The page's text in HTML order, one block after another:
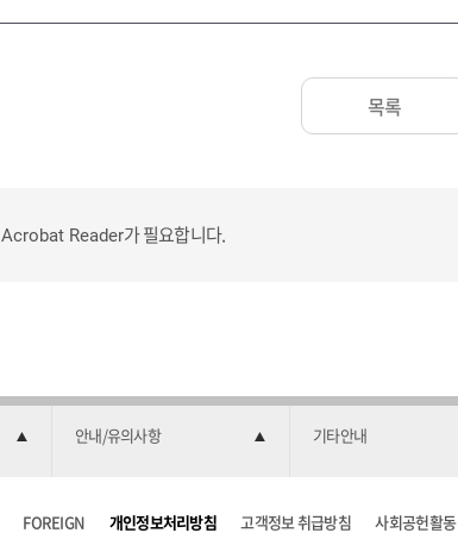
목록
Acrobat Reader가 필요합니다.
안내/유의사항 기타안내
FOREIGN 개인정보처리방침 고객정보 취급방침 사회공헌활동